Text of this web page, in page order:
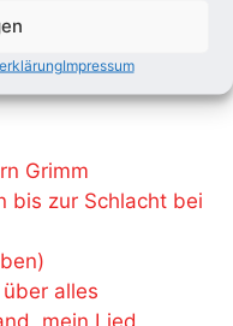
Impressum
Grimm
bis zur Schlacht bei
alles
mein Lied